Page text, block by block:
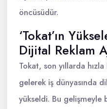
öncüsüdür.
‘Tokat’ın
Dijital Reklam
Tokat, son yıllarda
gelerek iş dünyasında
yükseldi. Bu gelişmeyle